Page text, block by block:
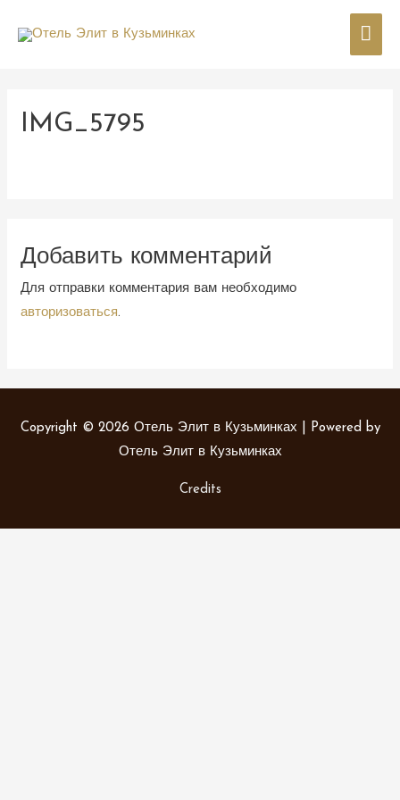
IMG_5795
Добавить комментарий
Для отправки комментария вам необходимо
авторизоваться.
Copyright © 2026 Отель Элит в Кузьминках | Powered by
Отель Элит в Кузьминках
Credits